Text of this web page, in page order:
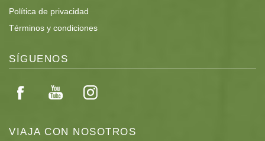
Política de privacidad
Términos y condiciones
SÍGUENOS
VIAJA CON NOSOTROS